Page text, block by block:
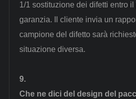
1/1 sostituzione dei difetti entro
garanzia. Il cliente invia un
campione del difetto sarà
situazione diversa.
9.
Che ne dici del design del